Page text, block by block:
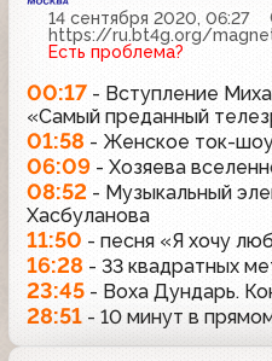
14 сентября 2020, 06:27
https://ru.bt4g.org/
Есть проблема?
00:17 - Вступление
«Самый преданный
01:58 - Женское ток-
06:09 - Хозяева
08:52 - Музыкальный
Хасбуланова
11:50 - песня «Я хочу
16:28 - 33 квадратных
23:45 - Воха Дундарь.
28:51 - 10 минут в